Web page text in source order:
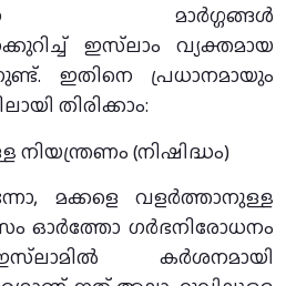
മാർഗ്ഗങ്ങൾ
ഇസ്‌ലാം വ്യക്തമായ
ഇതിനെ പ്രധാനമായും
തിരിക്കാം:
നിയന്ത്രണം (നിഷിദ്ധം)
മക്കളെ വളർത്താനുള്ള
ഓർത്തോ ഗർഭനിരോധനം
കർശനമായി